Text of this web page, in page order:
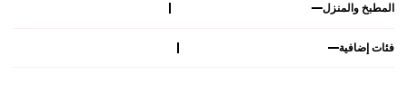
المطبخ والمنزل
فئات إضافية